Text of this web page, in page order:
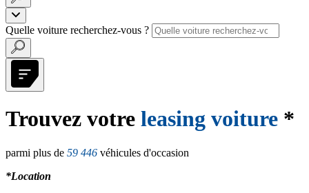
Quelle voiture recherchez-vous ?
Trouvez votre leasing voiture *
parmi plus de 59 446 véhicules d'occasion
*Location